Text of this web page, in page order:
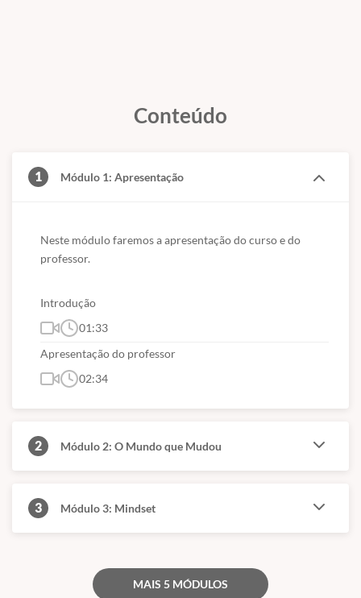
profissional até 2025, vamos falar de 09 delas.
Conteúdo
1 Módulo 1: Apresentação
Neste módulo faremos a apresentação do curso e do
professor.
Introdução
01:33
Apresentação do professor
02:34
2 Módulo 2: O Mundo que Mudou
3 Módulo 3: Mindset
MAIS 5 MÓDULOS